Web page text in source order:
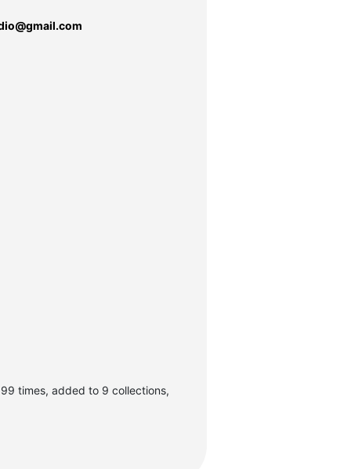
times, added to 9 collections,